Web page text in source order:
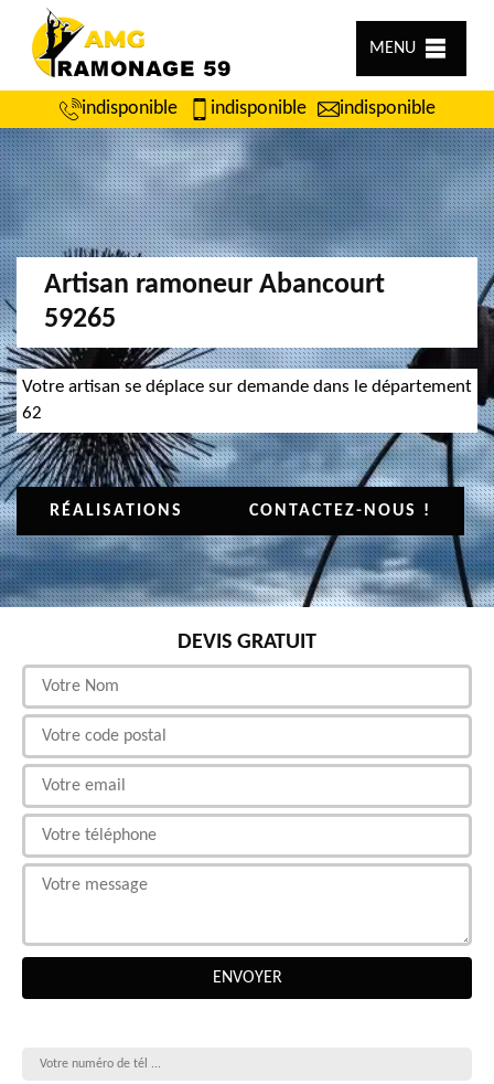
MENU
indisponible indisponible indisponible
Artisan ramoneur Abancourt
59265
Votre artisan se déplace sur demande dans le département
62
RÉALISATIONS CONTACTEZ-NOUS !
DEVIS GRATUIT